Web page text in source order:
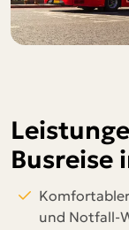
Busreise
Komfortabler
und Notfall-